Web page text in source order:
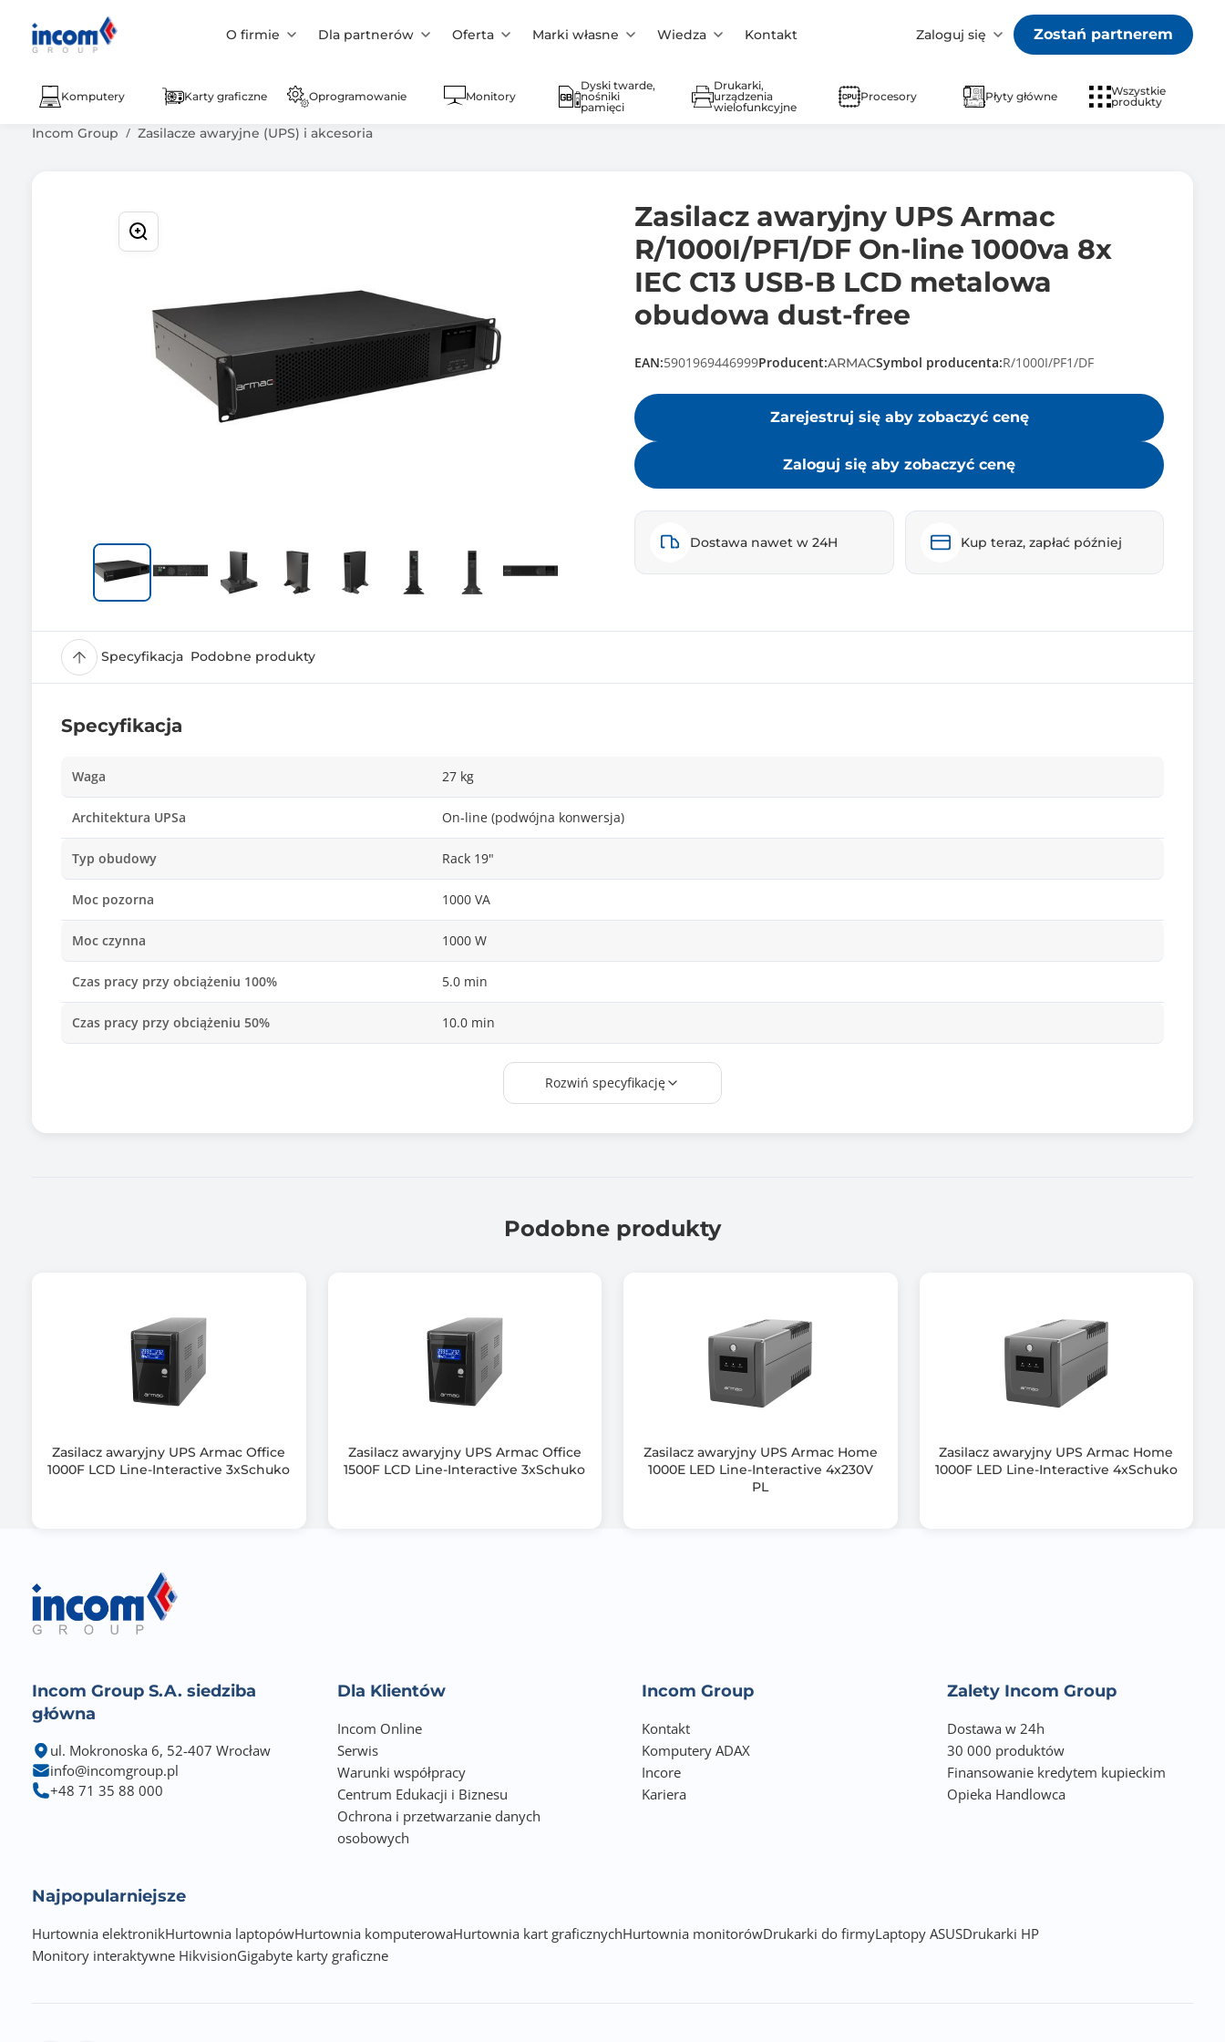
O firmie Dla partnerów Oferta Marki własne Wiedza Kontakt Zaloguj się Zostań partnerem
Komputery Karty graficzne Oprogramowanie Monitory
Dyski twarde,
nośniki
pamięci
Drukarki,
urządzenia
wielofunkcyjne
Procesory Płyty główne
Wszystkie
produkty
Incom Group Zasilacze awaryjne (UPS) i akcesoria
Zasilacz awaryjny UPS Armac
R/1000I/PF1/DF On-line 1000va 8x
IEC C13 USB-B LCD metalowa
obudowa dust-free
EAN:5901969446999Producent:ARMACSymbol producenta:R/1000I/PF1/DF
Zarejestruj się aby zobaczyć cenę
Zaloguj się aby zobaczyć cenę
Dostawa nawet w 24H Kup teraz, zapłać później
Specyfikacja Podobne produkty
Specyfikacja
Waga 27 kg
Architektura UPSa On-line (podwójna konwersja)
Typ obudowy Rack 19"
Moc pozorna 1000 VA
Moc czynna 1000 W
Czas pracy przy obciążeniu 100% 5.0 min
Czas pracy przy obciążeniu 50% 10.0 min
Kształt napięcia wyjściowego Czysta sinusoida
Interfejs komunikacyjny
RS-232
Wspierane systemy operacyjne
Linux
Dołączone oprogramowanie
Kolor obudowy
Waga netto (kg) 13.500
Informacje dodatkowe
PowerFactor 1
Sprawność urządzenia 94.5 %
Gniazdo rozszerzeń Tak
Złącza RS-232 USB Typ-B
Rozwiń specyfikację
Podobne produkty
Zasilacz awaryjny UPS Armac Office
1000F LCD Line-Interactive 3xSchuko
Zasilacz awaryjny UPS Armac Office
1500F LCD Line-Interactive 3xSchuko
Zasilacz awaryjny UPS Armac Home
1000E LED Line-Interactive 4x230V
PL
Zasilacz awaryjny UPS Armac Home
1000F LED Line-Interactive 4xSchuko
Incom Group S.A. siedziba
główna
ul. Mokronoska 6, 52-407 Wrocław
info@incomgroup.pl
+48 71 35 88 000
Dla Klientów
Incom Online
Serwis
Warunki współpracy
Centrum Edukacji i Biznesu
Ochrona i przetwarzanie danych
osobowych
Incom Group
Kontakt
Komputery ADAX
Incore
Kariera
Zalety Incom Group
Dostawa w 24h
30 000 produktów
Finansowanie kredytem kupieckim
Opieka Handlowca
Najpopularniejsze
Hurtownia elektronikHurtownia laptopówHurtownia komputerowaHurtownia kart graficznychHurtownia monitorówDrukarki do firmyLaptopy ASUSDrukarki HP
Monitory interaktywne HikvisionGigabyte karty graficzne